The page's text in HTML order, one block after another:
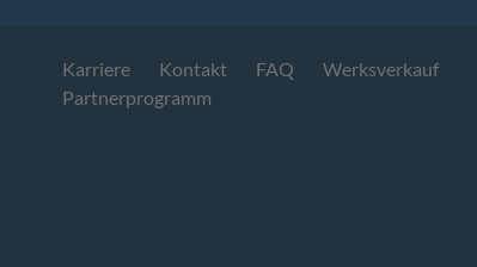
Karriere Kontakt FAQ
Werksverkauf
Partnerprogramm